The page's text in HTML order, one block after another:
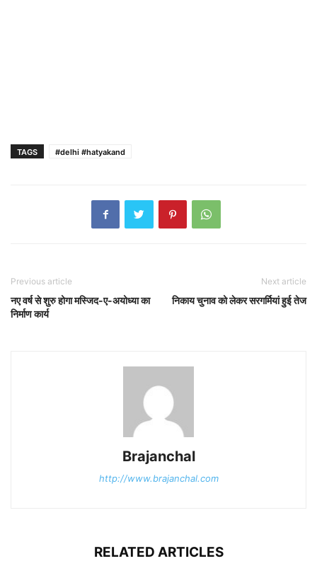
TAGS #delhi #hatyakand
Previous article
नए वर्ष से शुरु होगा मस्जिद-ए-अयोध्या का
निर्माण कार्य
Next article
निकाय चुनाव को लेकर सरगर्मियां हुई तेज
Brajanchal
http://www.brajanchal.com
RELATED ARTICLES